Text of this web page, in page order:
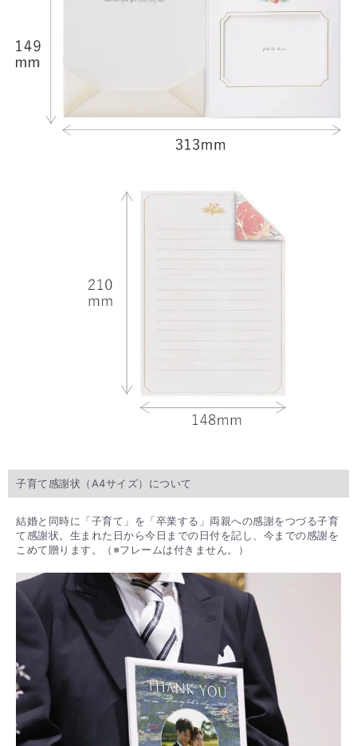
子育て感謝状（A4サイズ）について
結婚と同時に「子育て」を「卒業する」両親への感謝をつづる子育
て感謝状。生まれた日から今日までの日付を記し、今までの感謝を
こめて贈ります。（※フレームは付きません。）